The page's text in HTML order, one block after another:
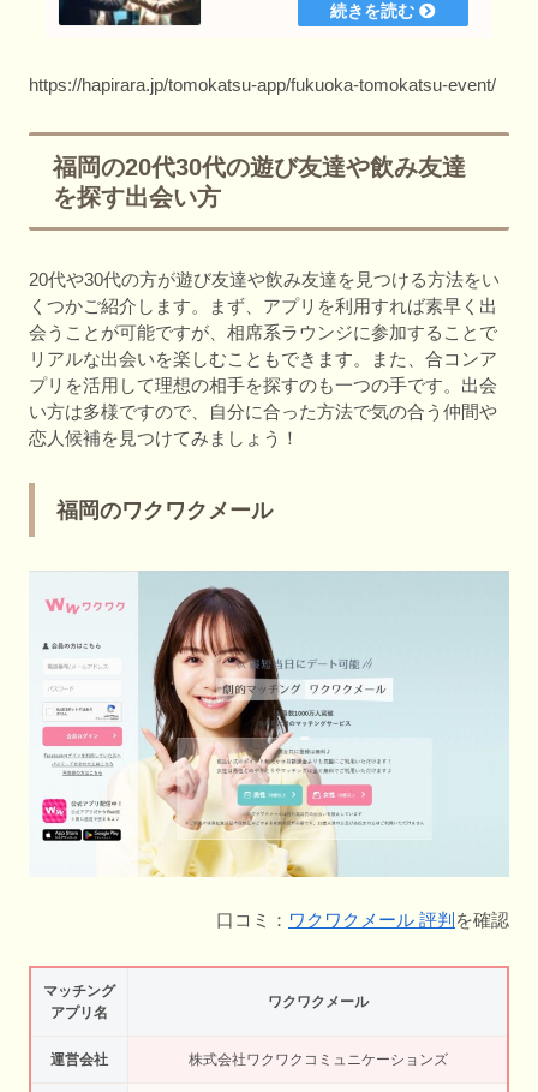
https://hapirara.jp/tomokatsu-app/fukuoka-tomokatsu-event/
福岡の20代30代の遊び友達や飲み友達
を探す出会い方
20代や30代の方が遊び友達や飲み友達を見つける方法をい
くつかご紹介します。まず、アプリを利用すれば素早く出
会うことが可能ですが、相席系ラウンジに参加することで
リアルな出会いを楽しむこともできます。また、合コンア
プリを活用して理想の相手を探すのも一つの手です。出会
い方は多様ですので、自分に合った方法で気の合う仲間や
恋人候補を見つけてみましょう！
福岡のワクワクメール
口コミ： ワクワクメール 評判 を確認
マッチング
アプリ名
ワクワクメール
運営会社 株式会社ワクワクコミュニケーションズ